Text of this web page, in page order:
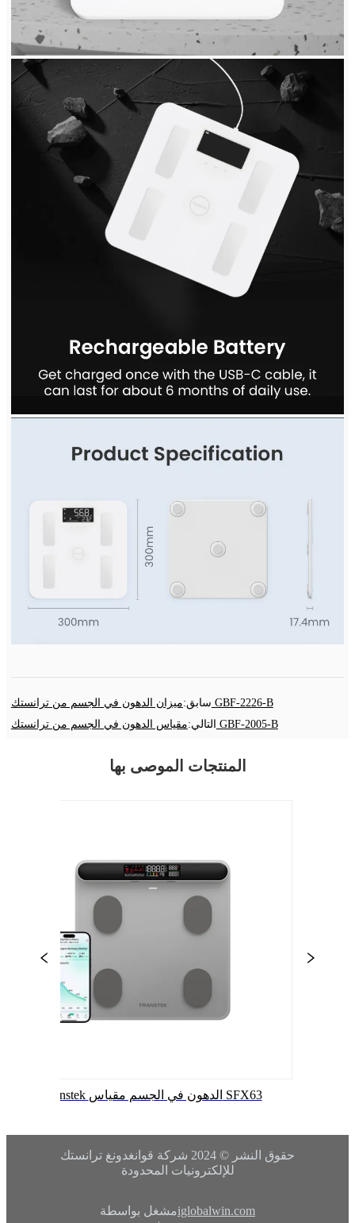
سابق: ميزان الدهون في الجسم من ترانستك GBF-2226-B
التالي: مقياس الدهون في الجسم من ترانستك GBF-2005-B
المنتجات الموصى بها
Transtek الدهون في الجسم مقياس SFX63
حقوق النشر © 2024
شركة قوانغدونغ ترانستك
للإلكترونيات المحدودة
مشغل بواسطةiglobalwin.com